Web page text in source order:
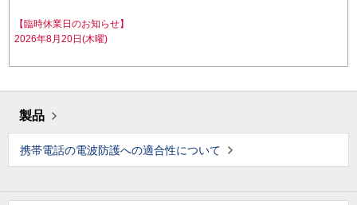
【臨時休業日のお知らせ】
2026年8月20日(木曜)
製品
携帯電話の電波防護への適合性について